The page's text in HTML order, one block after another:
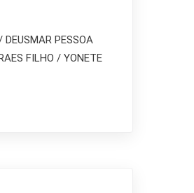
PESSOA
FILHO / YONETE